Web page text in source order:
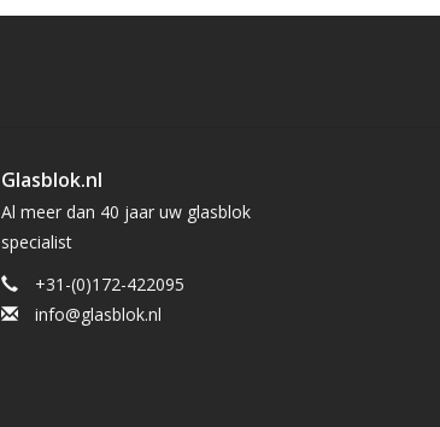
Glasblok.nl
Al meer dan 40 jaar uw glasblok
specialist
+31-(0)172-422095
info@glasblok.nl